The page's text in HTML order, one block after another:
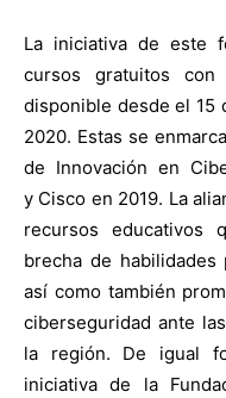
La iniciativa de este
cursos gratuitos
disponible desde el 15
2020. Estas se
de Innovación en
y Cisco en 2019. La
recursos educativos
brecha de habilidades
así como también
ciberseguridad ante
la región. De igual
iniciativa de la